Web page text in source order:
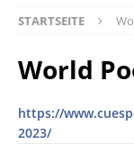
STARTSEITE
World
https://
2023/